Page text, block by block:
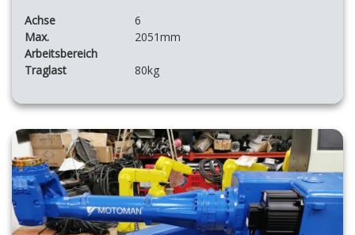
Achse
6
Max.
Arbeitsbereich
2051mm
Traglast 80kg